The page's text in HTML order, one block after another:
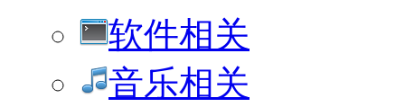
软件相关
音乐相关